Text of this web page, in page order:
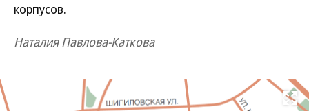
корпусов.
Наталия Павлова-Каткова
Развернуть